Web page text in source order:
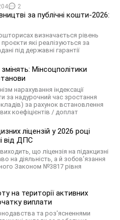
2
за публічні кошти-2026:
визначається рівень
які реалізуються за
під державні гарантії
Мінсоцполітики
нарахування індексації
за надурочний час зростання
за рахунок встановлення
коефіцієнтів / доплат
ліцензій у 2026 році
від ДПС
що ліцензія на підакцизні
на діяльність, а й зобов’язання
Законом №3817 рівня
на території активних
виплати
та роз'ясненнями